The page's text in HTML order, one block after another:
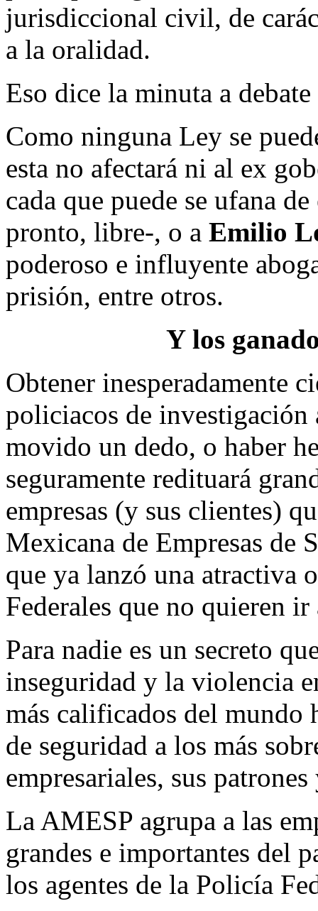
jurisdiccional civil, de
a la oralidad.
Eso dice la minuta a
Como ninguna Ley se
esta no afectará ni al ex
cada que puede se ufana
pronto, libre-, o a Emilio
poderoso e influyente
prisión, entre otros.
Y los
Obtener inesperadamente
policiacos de investigación
movido un dedo, o haber
seguramente redituará
empresas (y sus clientes)
Mexicana de Empresas de
que ya lanzó una atractiva
Federales que no quieren
Para nadie es un secreto
inseguridad y la violencia
más calificados del mundo
de seguridad a los más
empresariales, sus
La AMESP agrupa a las
grandes e importantes del
los agentes de la Policía